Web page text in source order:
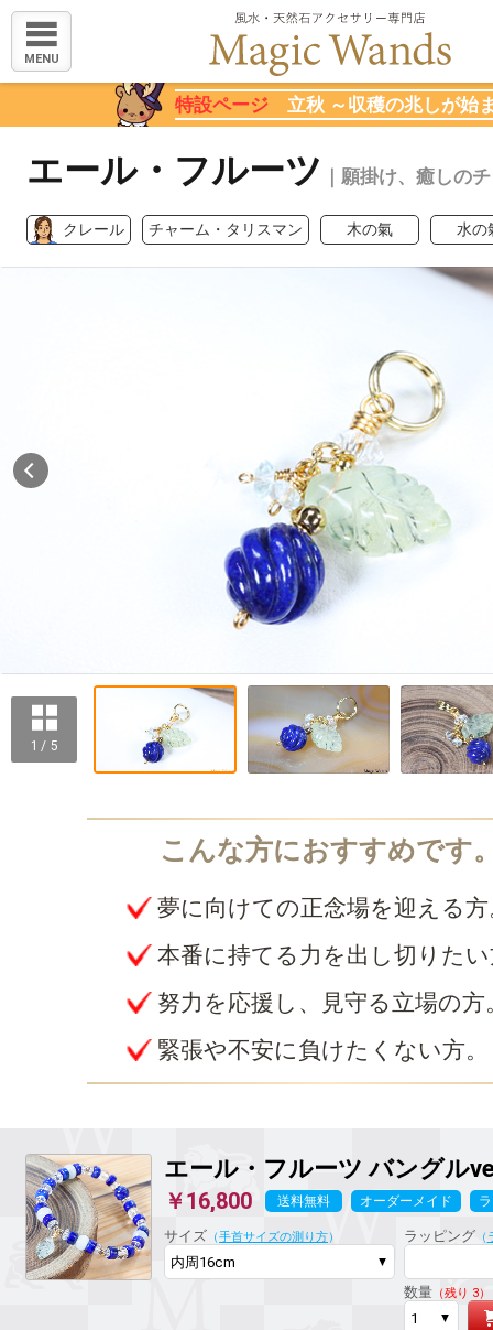
MENU
特設ページ立秋 ～収穫の兆しが始
エール・フルーツ ｜願掛け、癒しの
クレール チャーム・タリスマン 木の氣 水の
1 / 5
夢に向けての正念場を迎える方
本番に持てる力を出し切りた
努力を応援し、見守る立場の方
緊張や不安に負けたくない方。
エール・フルーツ バングル
￥16,800 送料無料 オーダーメイド
サイズ （手首サイズの測り方） ラッピング（
数量（残り 3）